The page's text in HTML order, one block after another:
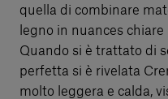
quella di combinare
legno in nuances
Quando si è trattato di
perfetta si è rivelata
molto leggera e calda,